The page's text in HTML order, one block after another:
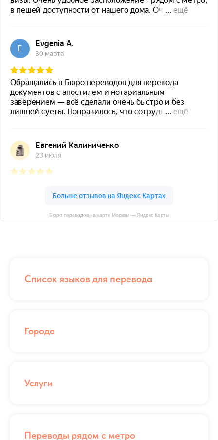
Бюро переводов на карте Москвы — Яндекс Карты
Список языков для перевода
Города
Услуги
Переводы рядом с метро